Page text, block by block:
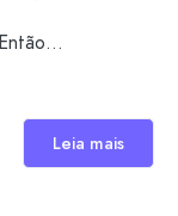
Leia mais